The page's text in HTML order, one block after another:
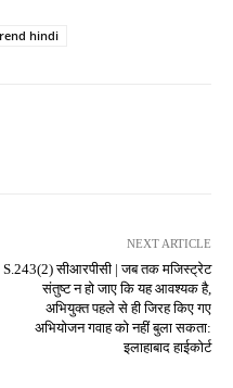
hindi
NEXT ARTICLE
S.243(2) सीआरपीसी | जब तक मजिस्ट्रेट
संतुष्ट न हो जाए कि यह आवश्यक है,
अभियुक्त पहले से ही जिरह किए गए
अभियोजन गवाह को नहीं बुला सकता:
इलाहाबाद हाईकोर्ट